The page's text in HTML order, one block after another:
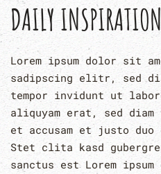
DAILY INSPIRATION
Lorem ipsum dolor sit
sadipscing elitr, sed
tempor invidunt ut
aliquyam erat, sed
et accusam et justo duo
Stet clita kasd
sanctus est Lorem